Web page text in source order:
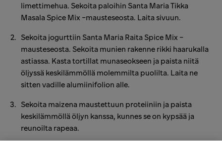
limettimehua. Sekoita paloihin Santa Maria Tikka
Masala Spice Mix -mausteseosta. Laita sivuun.
Sekoita jogurttiin Santa Maria Raita Spice Mix -
mausteseosta. Sekoita munien rakenne rikki haarukalla
astiassa. Kasta tortillat munaseokseen ja paista niitä
öljyssä keskilämmöllä molemmilta puolilta. Laita ne
sitten vadille alumiinifolion alle.
Sekoita maizena maustettuun proteiiniin ja paista
keskilämmöllä öljyn kanssa, kunnes se on kypsää ja
reunoilta rapeaa.